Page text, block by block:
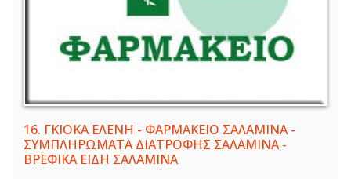
16. ΓΚΙΟΚΑ ΕΛΕΝΗ - ΦΑΡΜΑΚΕΙΟ ΣΑΛΑΜΙΝΑ -
ΣΥΜΠΛΗΡΩΜΑΤΑ ΔΙΑΤΡΟΦΗΣ ΣΑΛΑΜΙΝΑ -
ΒΡΕΦΙΚΑ ΕΙΔΗ ΣΑΛΑΜΙΝΑ